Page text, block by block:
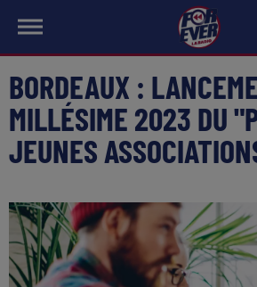
BORDEAUX :
MILLÉSIME 2023 DU
JEUNES